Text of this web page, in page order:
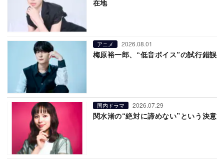
在地
アニメ 2026.08.01
梅原裕一郎、“低音ボイス”の試行錯誤
国内ドラマ 2026.07.29
関水渚の“絶対に諦めない”という決意